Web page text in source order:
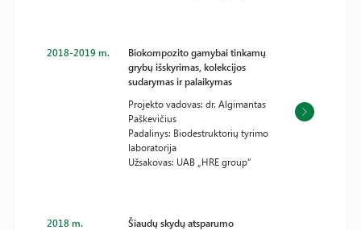
2018-2019 m.
Biokompozito gamybai tinkamų
grybų išskyrimas, kolekcijos
sudarymas ir palaikymas
Projekto vadovas: dr. Algimantas
Paškevičius
Padalinys: Biodestruktorių tyrimo
laboratorija
Užsakovas: UAB „HRE group“
2018 m.
Šiaudų skydų atsparumo